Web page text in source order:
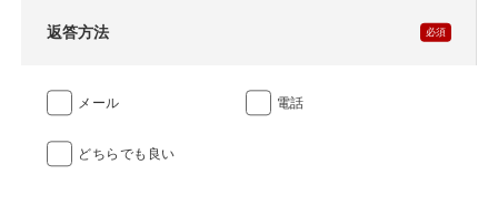
返答方法
メール 電話
どちらでも良い